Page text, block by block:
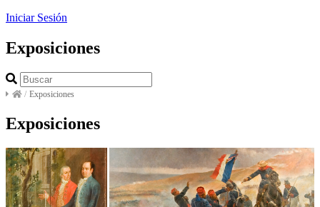
Iniciar Sesión
Exposiciones
/ Exposiciones
Exposiciones